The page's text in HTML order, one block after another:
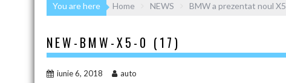
You are here Home NEWS BMW a prezentat noul X5
NEW-BMW-X5-0 (17)
iunie 6, 2018 auto